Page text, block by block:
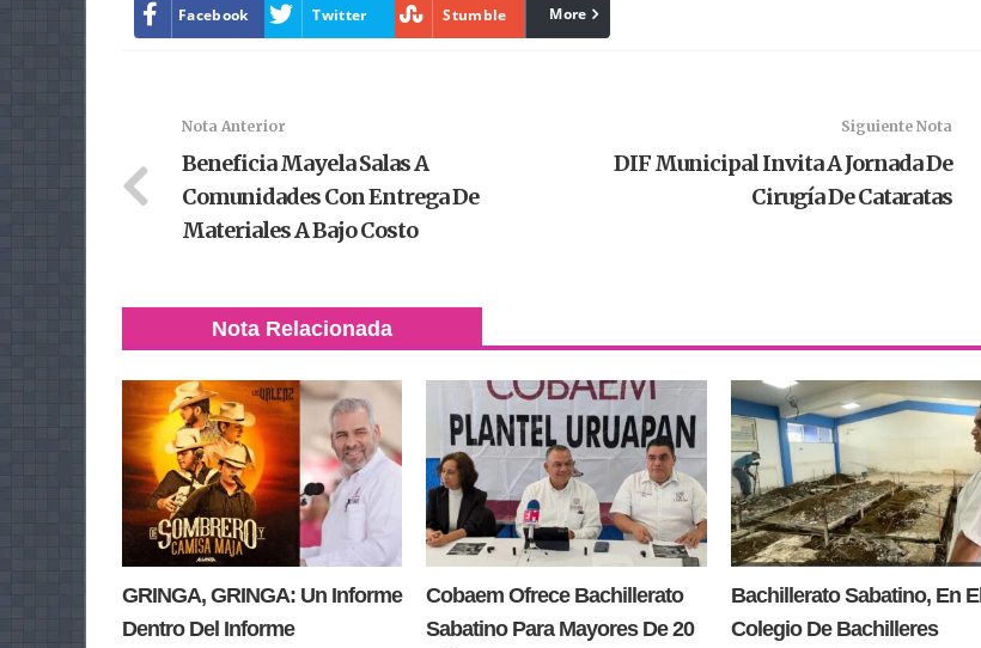
Facebook Twitter Stumble linkedin
More
Nota Anterior
Beneficia Mayela Salas A
Comunidades Con Entrega De
Materiales A Bajo Costo
Siguiente Nota
DIF Municipal Invita A Jornada De
Cirugía De Cataratas
Nota Relacionada
GRINGA, GRINGA: Un Informe
Dentro Del Informe
Cobaem Ofrece Bachillerato
Sabatino Para Mayores De 20
Bachillerato Sabatino, En El
Colegio De Bachilleres